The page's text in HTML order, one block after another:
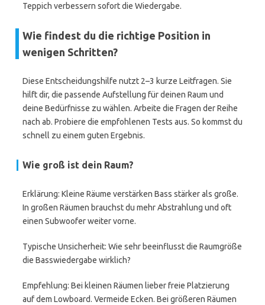
Teppich verbessern sofort die Wiedergabe.
Wie findest du die richtige Position in
wenigen Schritten?
Diese Entscheidungshilfe nutzt 2–3 kurze Leitfragen. Sie
hilft dir, die passende Aufstellung für deinen Raum und
deine Bedürfnisse zu wählen. Arbeite die Fragen der Reihe
nach ab. Probiere die empfohlenen Tests aus. So kommst du
schnell zu einem guten Ergebnis.
Wie groß ist dein Raum?
Erklärung: Kleine Räume verstärken Bass stärker als große.
In großen Räumen brauchst du mehr Abstrahlung und oft
einen Subwoofer weiter vorne.
Typische Unsicherheit: Wie sehr beeinflusst die Raumgröße
die Basswiedergabe wirklich?
Empfehlung: Bei kleinen Räumen lieber freie Platzierung
auf dem Lowboard. Vermeide Ecken. Bei größeren Räumen